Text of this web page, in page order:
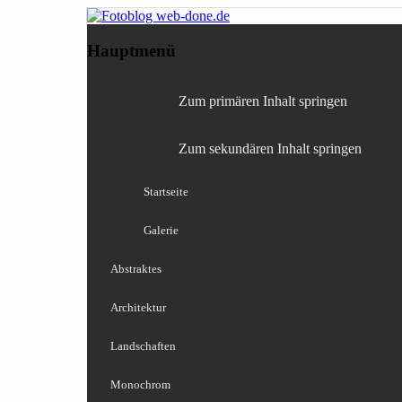
Fotoblog web-
Hauptmenü
Zum primären Inhalt springen
Zum sekundären Inhalt springen
Startseite
Galerie
Abstraktes
Architektur
Landschaften
Monochrom